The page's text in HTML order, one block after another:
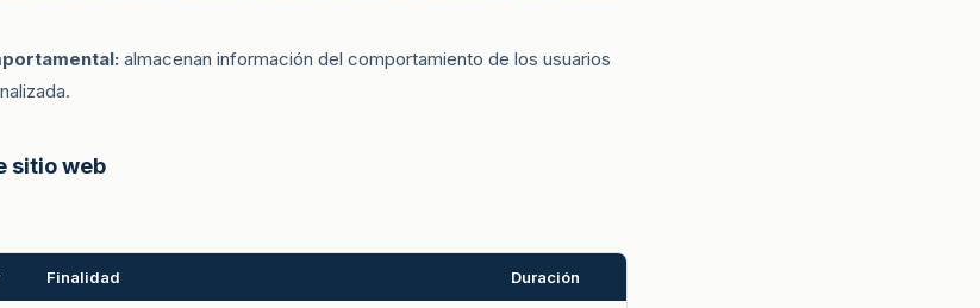
almacenan información del comportamiento de los usuarios
sitio web
Finalidad Duración